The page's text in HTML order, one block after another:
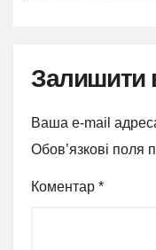
Залишити
Ваша e-mail
Обов’язкові поля
Коментар *